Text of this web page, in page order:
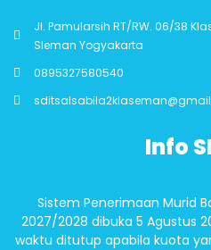
Jl. Pamularsih RT/RW. 06/38
Sleman Yogyakarta
0895327580540
Info
Sistem Penerimaan Murid
2027/2028 dibuka 5 Agustus
waktu ditutup apabila kuota